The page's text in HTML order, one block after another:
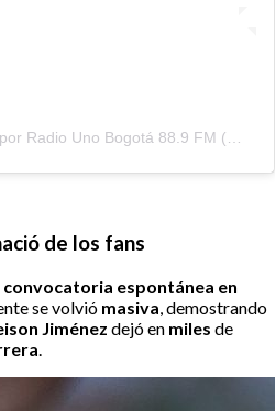
de los fans
convocatoria espontánea en
se volvió masiva, demostrando
Jiménez dejó en miles de
.